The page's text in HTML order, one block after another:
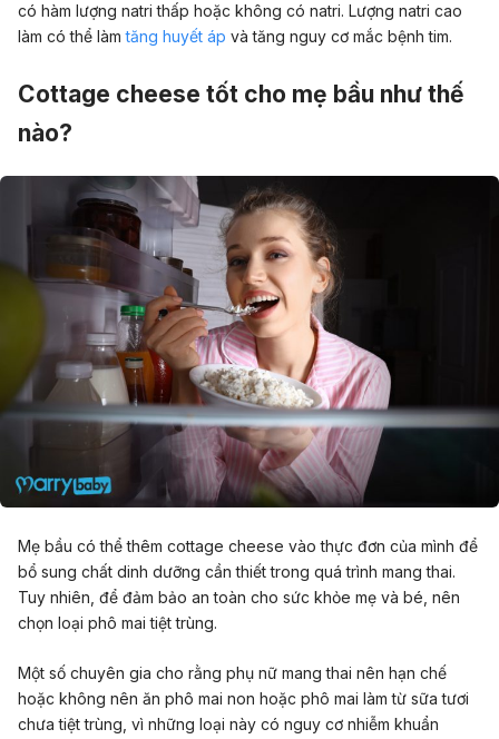
có hàm lượng natri thấp hoặc không có natri. Lượng natri cao
làm có thể làmtăng huyết áp và tăng nguy cơ mắc bệnh tim.
Cottage cheese tốt cho mẹ bầu như thế
nào?
Mẹ bầu có thể thêm cottage cheese vào thực đơn của mình để
bổ sung chất dinh dưỡng cần thiết trong quá trình mang thai.
Tuy nhiên, để đảm bảo an toàn cho sức khỏe mẹ và bé, nên
chọn loại phô mai tiệt trùng.
Một số chuyên gia cho rằng phụ nữ mang thai nên hạn chế
hoặc không nên ăn phô mai non hoặc phô mai làm từ sữa tươi
chưa tiệt trùng, vì những loại này có nguy cơ nhiễm khuẩn